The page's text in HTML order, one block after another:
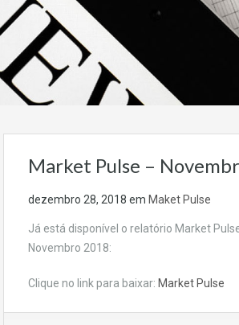
Market Pulse –
dezembro 28, 2018 em Maket Pulse
Já está disponível o relatório Market
Novembro 2018:
Clique no link para baixar: Market Pulse